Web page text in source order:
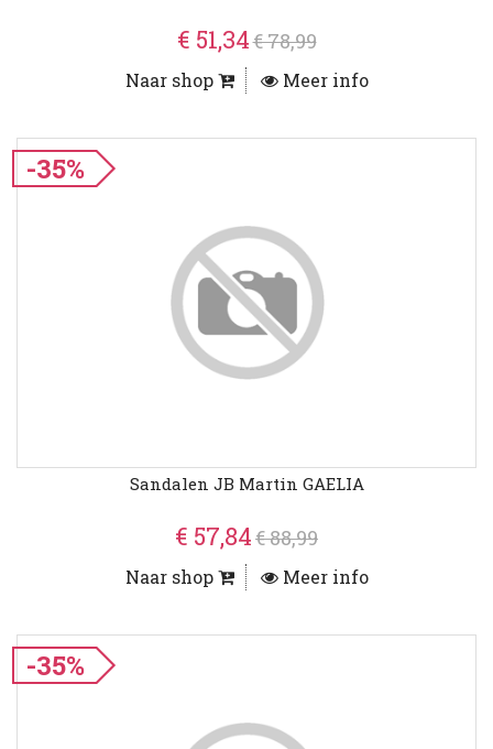
€ 51,34€ 78,99
Naar shop Meer info
-35%
Sandalen JB Martin GAELIA
€ 57,84€ 88,99
Naar shop Meer info
-35%